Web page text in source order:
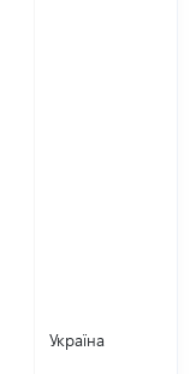
Україна